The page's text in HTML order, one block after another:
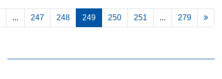
... 247 248 249 250 251 ... 279